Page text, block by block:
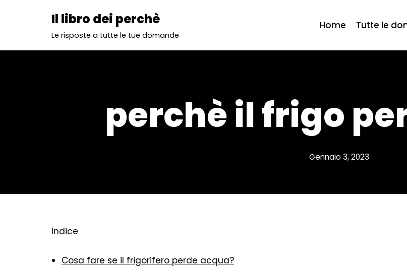
Il libro dei perchè
Le risposte a tutte le tue domande
Home Tutte le
perchè il frigo
Gennaio 3, 2023
Indice
Cosa fare se il frigorifero perde acqua?